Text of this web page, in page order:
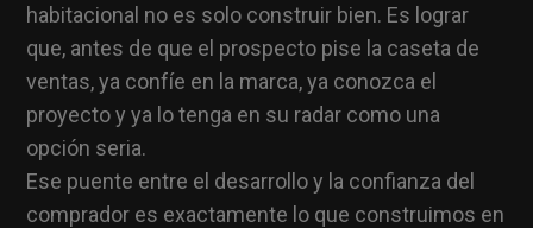
habitacional no es solo construir bien. Es lograr
que, antes de que el prospecto pise la caseta de
ventas, ya confíe en la marca, ya conozca el
proyecto y ya lo tenga en su radar como una
opción seria.
Ese puente entre el desarrollo y la confianza del
comprador es exactamente lo que construimos en